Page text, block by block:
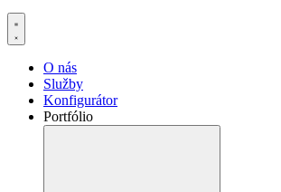
O nás
Služby
Konfigurátor
Portfólio